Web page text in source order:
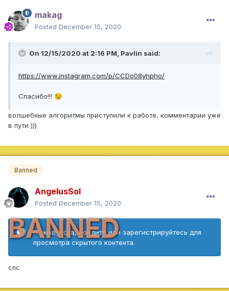
makag
Posted December 15, 2020
On 12/15/2020 at 2:16 PM, Pavlin said:
https://www.instagram.com/p/CCDo08yhpho/
Спасибо!!! 😉
волшебные алгоритмы приступили к работе, комментарии уже
в пути )))
Banned
AngelusSol
Posted December 15, 2020
BANNED
Пожалуйста, войдите или зарегистрируйтесь для
просмотра скрытого контента.
спс